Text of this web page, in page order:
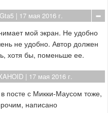
| 17 мая 2016 г.
мой экран. Не удобно
не удобно. Автор должен
хотя бы, поменьше ее.
| 17 мая 2016 г.
посте с Микки-Маусом тоже,
написано